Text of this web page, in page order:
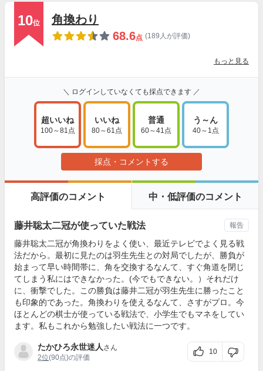
10位
角換わり
68.6点 (189人が評価)
もっと見る
＼ ログインしていなくても採点できます ／
超いいね
100～81点
いいね
80～61点
普通
60～41点
う～ん
40～1点
採点・コメントする
高評価のコメント 中・低評価のコメント
藤井聡太二冠が使っていた戦法
藤井聡太二冠が角換わりをよく使い、最近テレビでよく見る戦
法だから。最初に見たのは羽生先生との対局でしたが、勝負が
始まって早い時間帯に、角を交換するなんて、すぐ角道を閉じ
てしまう私にはできなかった。(今でもできない。）それだけ
に、衝撃でした。この勝負は藤井二冠が羽生先生に勝ったこと
も印象的であった。角換わりを使えるなんて、さすがプロ。今
ほとんどの棋士が使っている戦法で、小学生でもマネをしてい
ます。私もこれから勉強したい戦法に一つです。
たかひろ永世迷人 さん
2位(90点)の評価
10
報告